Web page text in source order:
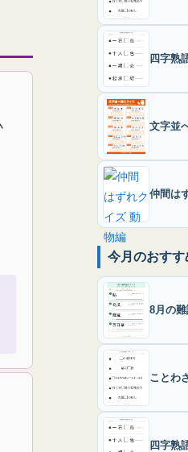
四字熟
文字並
仲間は
今月のおすす
8月の難
ことわ
四字熟